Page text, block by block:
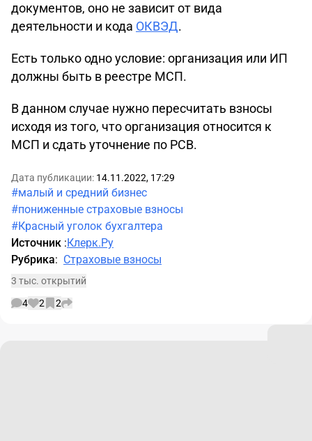
документов, оно не зависит от вида
деятельности и кода ОКВЭД.
Есть только одно условие: организация или ИП
должны быть в реестре МСП.
В данном случае нужно пересчитать взносы
исходя из того, что организация относится к
МСП и сдать уточнение по РСВ.
Дата публикации: 14.11.2022, 17:29
#малый и средний бизнес
#пониженные страховые взносы
#Красный уголок бухгалтера
Источник :Клерк.Ру
Рубрика: Страховые взносы
3 тыс. открытий
4
2 2